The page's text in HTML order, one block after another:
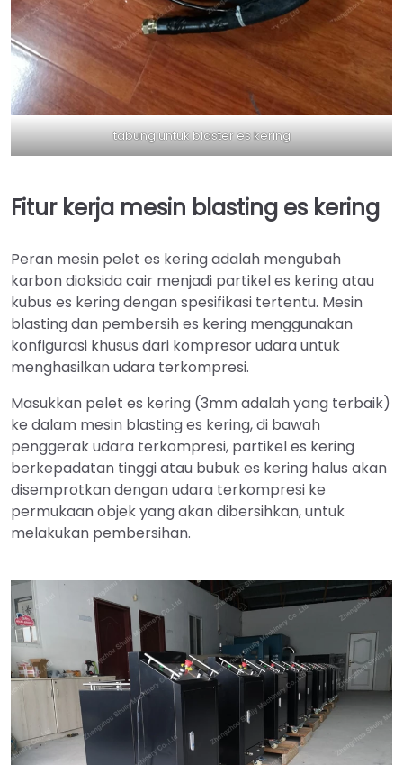
tabung untuk blaster es kering
Fitur kerja mesin blasting es kering
Peran mesin pelet es kering adalah mengubah
karbon dioksida cair menjadi partikel es kering atau
kubus es kering dengan spesifikasi tertentu. Mesin
blasting dan pembersih es kering menggunakan
konfigurasi khusus dari kompresor udara untuk
menghasilkan udara terkompresi.
Masukkan pelet es kering (3mm adalah yang terbaik)
ke dalam mesin blasting es kering, di bawah
penggerak udara terkompresi, partikel es kering
berkepadatan tinggi atau bubuk es kering halus akan
disemprotkan dengan udara terkompresi ke
permukaan objek yang akan dibersihkan, untuk
melakukan pembersihan.